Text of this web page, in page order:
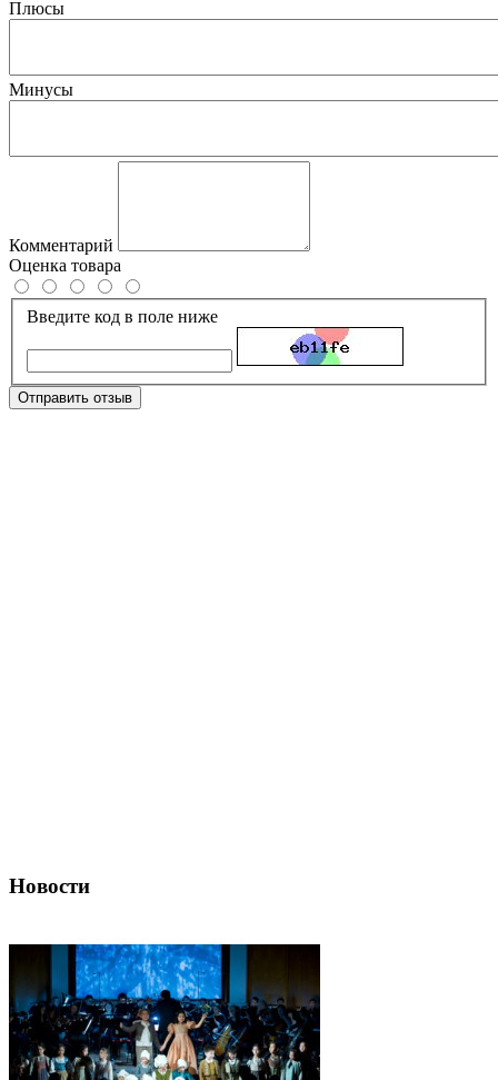
Плюсы
Минусы
Комментарий
Оценка товара
Введите код в поле ниже
Отправить отзыв
Новости